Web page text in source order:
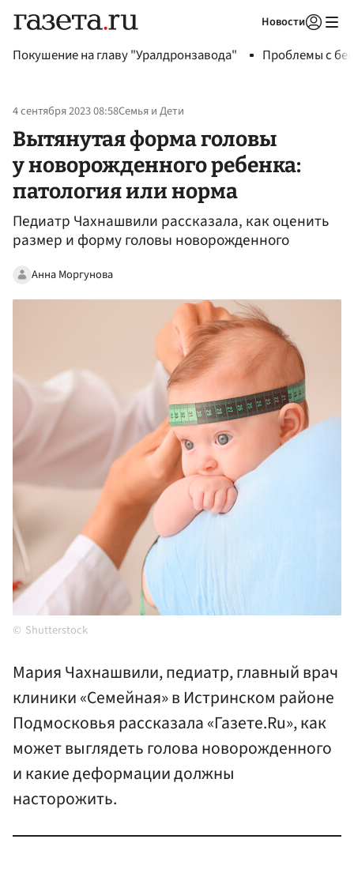
Новости
Покушение на главу "Уралдронзавода" Проблемы с
4 сентября 2023 08:58Семья и Дети
Вытянутая форма головы
у новорожденного ребенка:
патология или норма
Педиатр Чахнашвили рассказала, как оценить
размер и форму головы новорожденного
Анна Моргунова
Shutterstock
Мария Чахнашвили, педиатр, главный врач
клиники «Семейная» в Истринском районе
Подмосковья рассказала «Газете.Ru», как
может выглядеть голова новорожденного
и какие деформации должны
насторожить.